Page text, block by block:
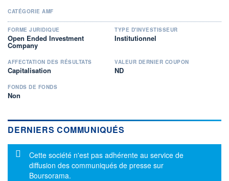
CATÉGORIE AMF
FORME JURIDIQUE
Open Ended Investment
Company
TYPE D'INVESTISSEUR
Institutionnel
AFFECTATION DES RÉSULTATS
Capitalisation
VALEUR DERNIER COUPON
ND
FONDS DE FONDS
Non
DERNIERS COMMUNIQUÉS
Message d'information
Cette société n'est pas adhérente au service de
diffusion des communiqués de presse sur
Boursorama.